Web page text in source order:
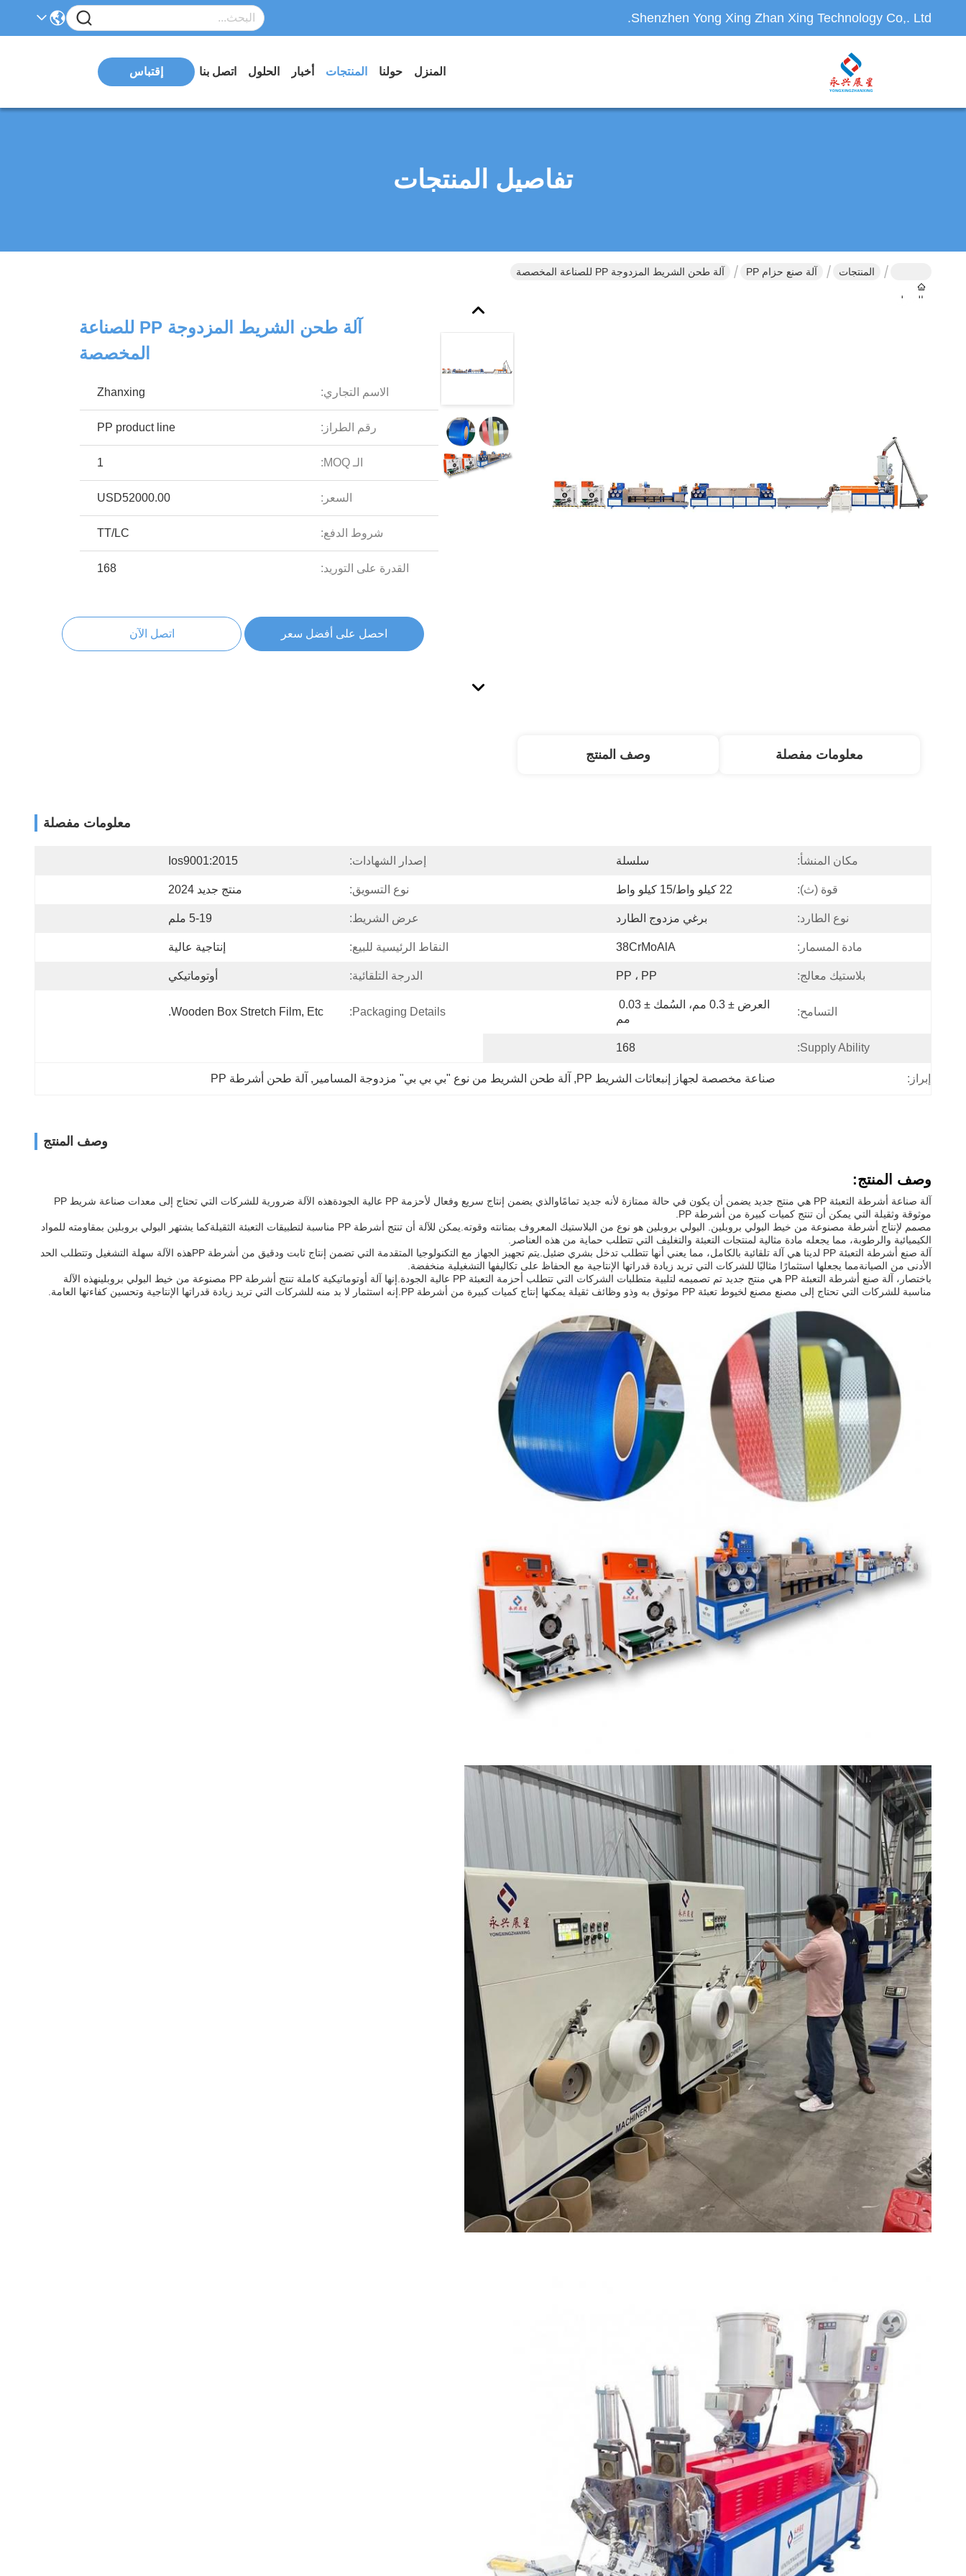
Shenzhen Yong Xing Zhan Xing Technology Co,. Ltd.
المنزل حولنا المنتجات أخبار الحلول اتصل بنا إقتباس
تفاصيل المنتجات
المنزل
المنتجات آلة صنع حزام PP آلة طحن الشريط المزدوجة PP للصناعة المخصصة
آلة طحن الشريط المزدوجة PP للصناعة
المخصصة
الاسم التجاري: Zhanxing
رقم الطراز: PP product line
الـ MOQ: 1
السعر: USD52000.00
شروط الدفع: TT/LC
القدرة على التوريد: 168
احصل على أفضل سعر اتصل الآن
معلومات مفصلة وصف المنتج
معلومات مفصلة
مكان المنشأ: سلسلة إصدار الشهادات: Ios9001:2015
قوة (ث): 22 كيلو واط/15 كيلو واط نوع التسويق: منتج جديد 2024
نوع الطارد: برغي مزدوج الطارد عرض الشريط: 5-19 ملم
مادة المسمار: 38CrMoAlA النقاط الرئيسية للبيع: إنتاجية عالية
بلاستيك معالج: PP ، PP الدرجة التلقائية: أوتوماتيكي
التسامح:
مم
Packaging Details:
Wooden Box Stretch Film, Etc.
Supply Ability:
168
إبراز: صناعة مخصصة لجهاز إنبعاثات الشريط PP , آلة طحن الشريط من نوع "بي بي بي" مزدوجة المسامير , آلة طحن أشرطة PP
وصف المنتج
وصف المنتج:
آلة صناعة أشرطة التعبئة PP هي منتج جديد يضمن أن يكون في حالة ممتازة لأنه جديد تمامًاوالذي يضمن إنتاج سريع وفعال لأحزمة PP عالية الجودةهذه الآلة ضرورية للشركات التي تحتاج إلى معدات صناعة شريط PP
موثوقة وثقيلة التي يمكن أن تنتج كميات كبيرة من أشرطة PP.
مصمم لإنتاج أشرطة مصنوعة من خيط البولي بروبلين. البولي بروبلين هو نوع من البلاستيك المعروف بمتانته وقوته.يمكن للآلة أن تنتج أشرطة PP مناسبة لتطبيقات التعبئة الثقيلةكما يشتهر البولي بروبلين بمقاومته للمواد
الكيميائية والرطوبة، مما يجعله مادة مثالية لمنتجات التعبئة والتغليف التي تتطلب حماية من هذه العناصر.
آلة صنع أشرطة التعبئة PP لدينا هي آلة تلقائية بالكامل، مما يعني أنها تتطلب تدخل بشري ضئيل.يتم تجهيز الجهاز مع التكنولوجيا المتقدمة التي تضمن إنتاج ثابت ودقيق من أشرطة PPهذه الآلة سهلة التشغيل وتتطلب الحد
الأدنى من الصيانةمما يجعلها استثمارًا مثاليًا للشركات التي تريد زيادة قدراتها الإنتاجية مع الحفاظ على تكاليفها التشغيلية منخفضة.
باختصار، آلة صنع أشرطة التعبئة PP هي منتج جديد تم تصميمه لتلبية متطلبات الشركات التي تتطلب أحزمة التعبئة PP عالية الجودة.إنها آلة أوتوماتيكية كاملة تنتج أشرطة PP مصنوعة من خيط البولي بروبلينهذه الآلة
مناسبة للشركات التي تحتاج إلى مصنع مصنع لخيوط تعبئة PP موثوق به وذو وظائف ثقيلة يمكنها إنتاج كميات كبيرة من أشرطة PP.إنه استثمار لا بد منه للشركات التي تريد زيادة قدراتها الإنتاجية وتحسين كفاءتها العامة.